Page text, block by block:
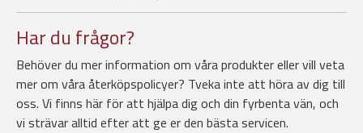
Har du frågor?
Behöver du mer information om våra produkter eller vill veta
mer om våra återköpspolicyer? Tveka inte att höra av dig till
oss. Vi finns här för att hjälpa dig och din fyrbenta vän, och
vi strävar alltid efter att ge er den bästa servicen.